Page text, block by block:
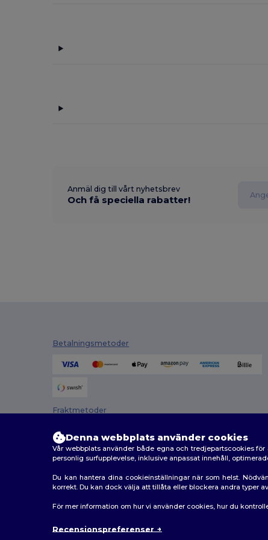
Anmäl dig till vårt nyhetsbrev
Och få speciella rabatter!
Betalningsmetoder
Fraktmetoder
2026. Alla rättigheter förbehållna
Denna webbplats använder cookies
Vår webbplats använder både egna och tredjepartscookies
personlig surfupplevelse, inklusive anpassat innehåll,
Du kan hantera dina cookieinställningar när som helst.
korrekt. Du kan dock välja att tillåta eller blockera andra typer
För mer information om hur vi använder cookies, hur du
Recensionspreferenser